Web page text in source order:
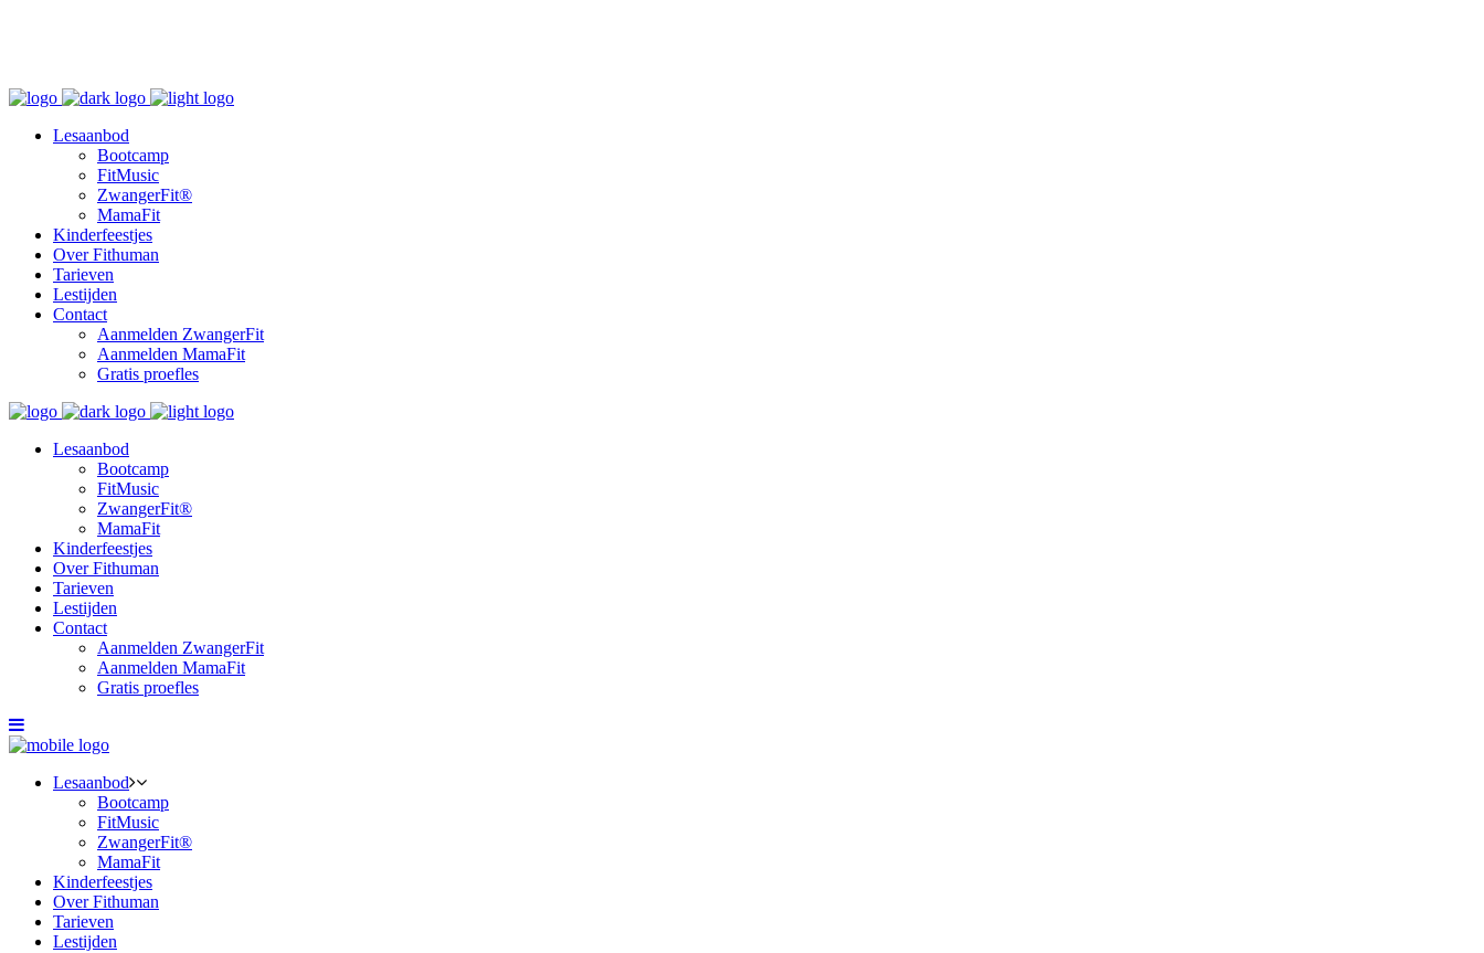
Lesaanbod
Bootcamp
FitMusic
ZwangerFit®
MamaFit
Kinderfeestjes
Over Fithuman
Tarieven
Lestijden
Contact
Aanmelden ZwangerFit
Aanmelden MamaFit
Gratis proefles
Lesaanbod
Bootcamp
FitMusic
ZwangerFit®
MamaFit
Kinderfeestjes
Over Fithuman
Tarieven
Lestijden
Contact
Aanmelden ZwangerFit
Aanmelden MamaFit
Gratis proefles
Lesaanbod
Bootcamp
FitMusic
ZwangerFit®
MamaFit
Kinderfeestjes
Over Fithuman
Tarieven
Lestijden